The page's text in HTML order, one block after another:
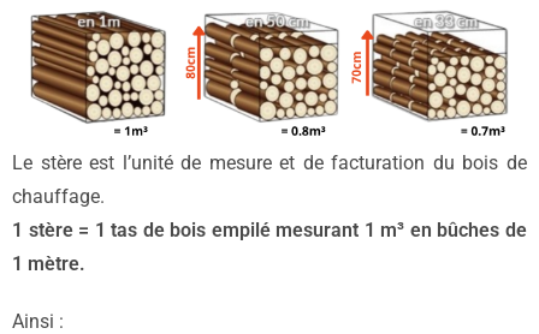
Le stère est l’unité de mesure et de facturation du bois de
chauffage.
1 stère = 1 tas de bois empilé mesurant 1 m³ en bûches de
1 mètre.
Ainsi :